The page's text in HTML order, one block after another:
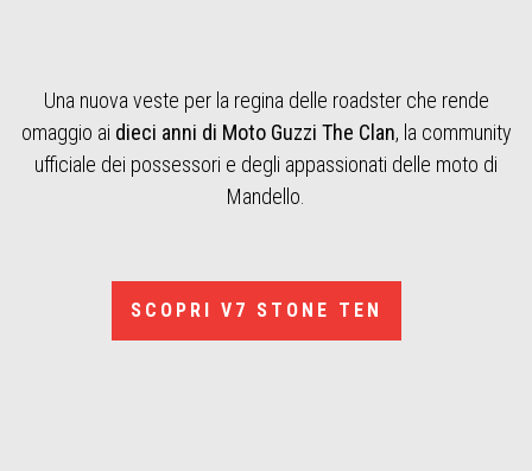
Una nuova veste per la regina delle roadster che rende
omaggio ai dieci anni di Moto Guzzi The Clan, la community
ufficiale dei possessori e degli appassionati delle moto di
Mandello.
SCOPRI V7 STONE TEN